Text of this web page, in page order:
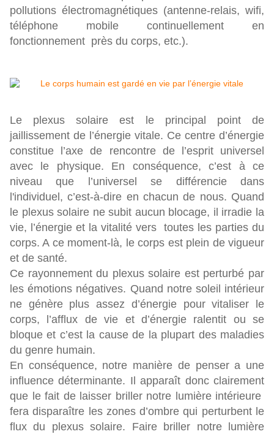
pollutions électromagnétiques (antenne-relais, wifi,
téléphone mobile continuellement en
fonctionnement près du corps, etc.).
Le plexus solaire est le principal point de
jaillissement de l’énergie vitale. Ce centre d’énergie
constitue l’axe de rencontre de l’esprit universel
avec le physique. En conséquence, c’est à ce
niveau que l’universel se différencie dans
l'individuel, c’est-à-dire en chacun de nous. Quand
le plexus solaire ne subit aucun blocage, il irradie la
vie, l’énergie et la vitalité vers toutes les parties du
corps. A ce moment-là, le corps est plein de vigueur
et de santé.
Ce rayonnement du plexus solaire est perturbé par
les émotions négatives. Quand notre soleil intérieur
ne génère plus assez d’énergie pour vitaliser le
corps, l’afflux de vie et d’énergie ralentit ou se
bloque et c’est la cause de la plupart des maladies
du genre humain.
En conséquence, notre manière de penser a une
influence déterminante. Il apparaît donc clairement
que le fait de laisser briller notre lumière intérieure
fera disparaître les zones d’ombre qui perturbent le
flux du plexus solaire. Faire briller notre lumière